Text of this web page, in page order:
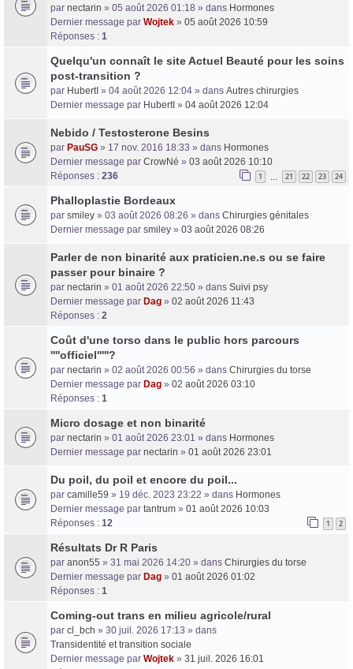
par nectarin » 05 août 2026 01:18 » dans Hormones
Dernier message par Wojtek » 05 août 2026 10:59
Réponses : 1
Quelqu'un connaît le site Actuel Beauté pour les soins
post-transition ?
par HubertI » 04 août 2026 12:04 » dans Autres chirurgies
Dernier message par HubertI » 04 août 2026 12:04
Nebido / Testosterone Besins
par PauSG » 17 nov. 2016 18:33 » dans Hormones
Dernier message par CrowNé » 03 août 2026 10:10
Réponses : 236 1 21 22 23 24
Phalloplastie Bordeaux
par smiley » 03 août 2026 08:26 » dans Chirurgies génitales
Dernier message par smiley » 03 août 2026 08:26
Parler de non binarité aux praticien.ne.s ou se faire
passer pour binaire ?
par nectarin » 01 août 2026 22:50 » dans Suivi psy
Dernier message par Dag » 02 août 2026 11:43
Réponses : 2
Coût d'une torso dans le public hors parcours
''''officiel'''''?
par nectarin » 02 août 2026 00:56 » dans Chirurgies du torse
Dernier message par Dag » 02 août 2026 03:10
Réponses : 1
Micro dosage et non binarité
par nectarin » 01 août 2026 23:01 » dans Hormones
Dernier message par nectarin » 01 août 2026 23:01
Du poil, du poil et encore du poil...
par camille59 » 19 déc. 2023 23:22 » dans Hormones
Dernier message par tantrum » 01 août 2026 10:03
Réponses : 12 1 2
Résultats Dr R Paris
par anon55 » 31 mai 2026 14:20 » dans Chirurgies du torse
Dernier message par Dag » 01 août 2026 01:02
Réponses : 1
Coming-out trans en milieu agricole/rural
par cl_bch » 30 juil. 2026 17:13 » dans
Transidentité et transition sociale
Dernier message par Wojtek » 31 juil. 2026 16:01